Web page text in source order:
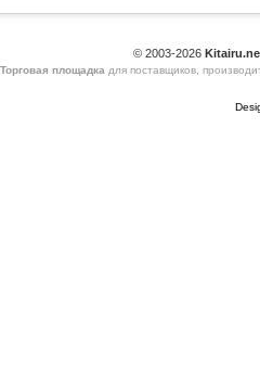
© 2003-2026
Торговая площадка для поставщиков,